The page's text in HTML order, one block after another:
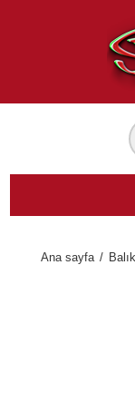
Ana sayfa / Balık